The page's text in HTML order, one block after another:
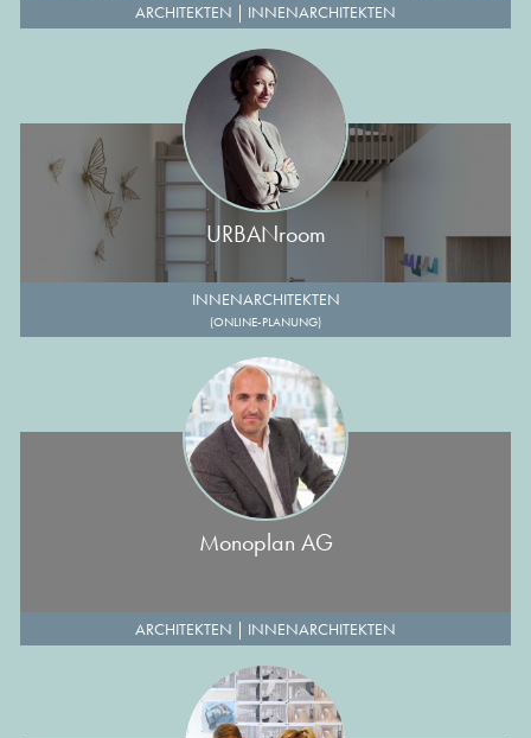
ARCHITEKTEN | INNENARCHITEKTEN
URBANroom
INNENARCHITEKTEN
(ONLINE-PLANUNG)
Monoplan AG
ARCHITEKTEN | INNENARCHITEKTEN